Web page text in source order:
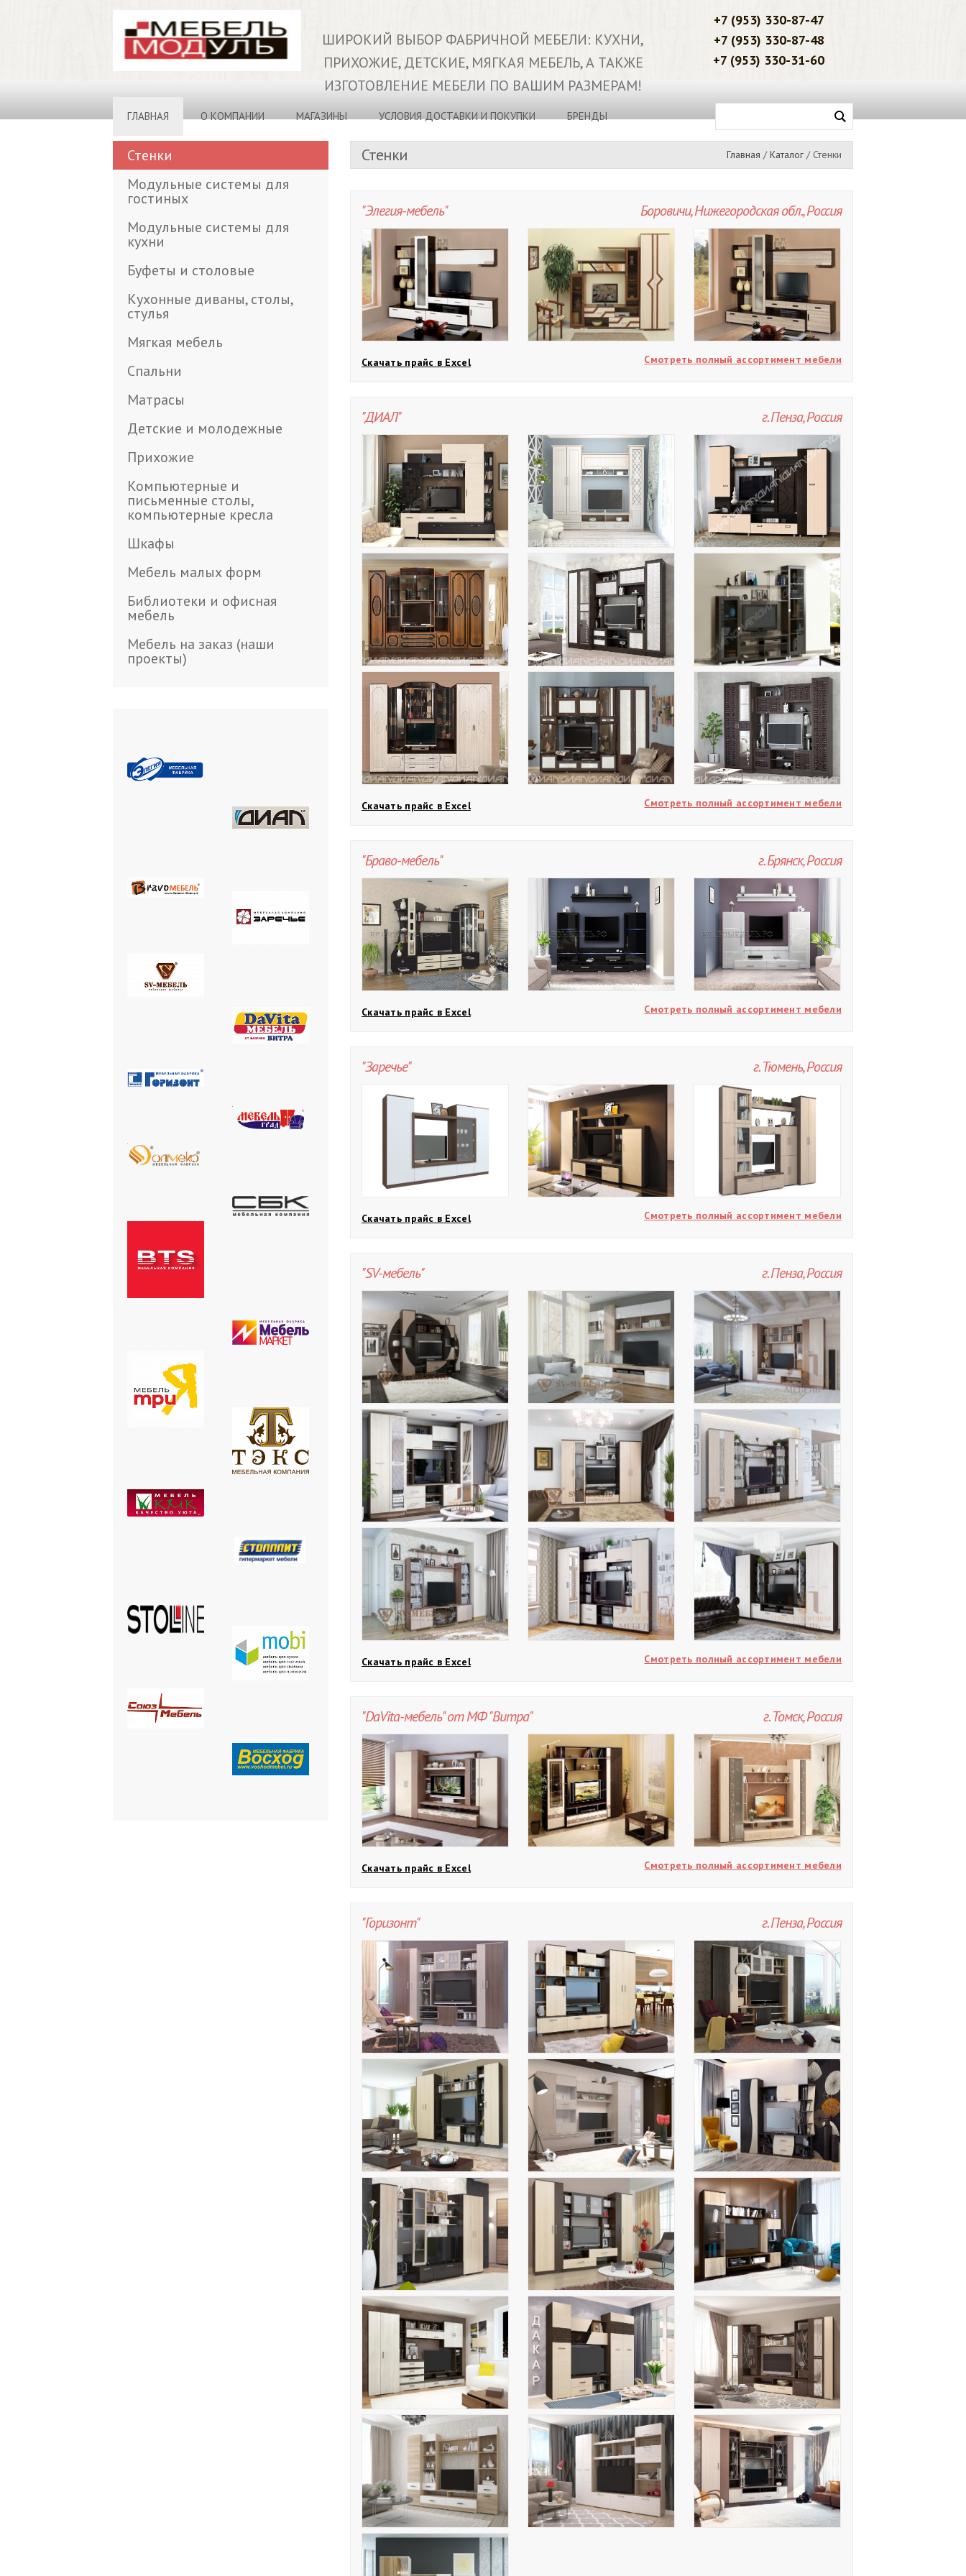
ШИРОКИЙ ВЫБОР ФАБРИЧНОЙ МЕБЕЛИ: КУХНИ,
ПРИХОЖИЕ, ДЕТСКИЕ, МЯГКАЯ МЕБЕЛЬ, А ТАКЖЕ
ИЗГОТОВЛЕНИЕ МЕБЕЛИ ПО ВАШИМ РАЗМЕРАМ!
+7 (953) 330-87-47
+7 (953) 330-87-48
+7 (953) 330-31-60
ГЛАВНАЯ О КОМПАНИИ МАГАЗИНЫ УСЛОВИЯ ДОСТАВКИ И ПОКУПКИ БРЕНДЫ
Стенки
Модульные системы для
гостиных
Модульные системы для
кухни
Буфеты и столовые
Кухонные диваны, столы,
стулья
Мягкая мебель
Спальни
Матрасы
Детские и молодежные
Прихожие
Компьютерные и
письменные столы,
компьютерные кресла
Шкафы
Мебель малых форм
Библиотеки и офисная
мебель
Мебель на заказ (наши
проекты)
Стенки Главная Каталог Стенки
"Элегия-мебель" Боровичи, Нижегородская обл., Россия
Скачать прайс в Excel Смотреть полный ассортимент мебели
"ДИАЛ" г. Пенза, Россия
Скачать прайс в Excel Смотреть полный ассортимент мебели
"Браво-мебель" г. Брянск, Россия
Скачать прайс в Excel Смотреть полный ассортимент мебели
"Заречье" г. Тюмень, Россия
Скачать прайс в Excel Смотреть полный ассортимент мебели
"SV-мебель" г. Пенза, Россия
Скачать прайс в Excel Смотреть полный ассортимент мебели
"DaVita-мебель" от МФ "Витра" г. Томск, Россия
Скачать прайс в Excel Смотреть полный ассортимент мебели
"Горизонт" г. Пенза, Россия